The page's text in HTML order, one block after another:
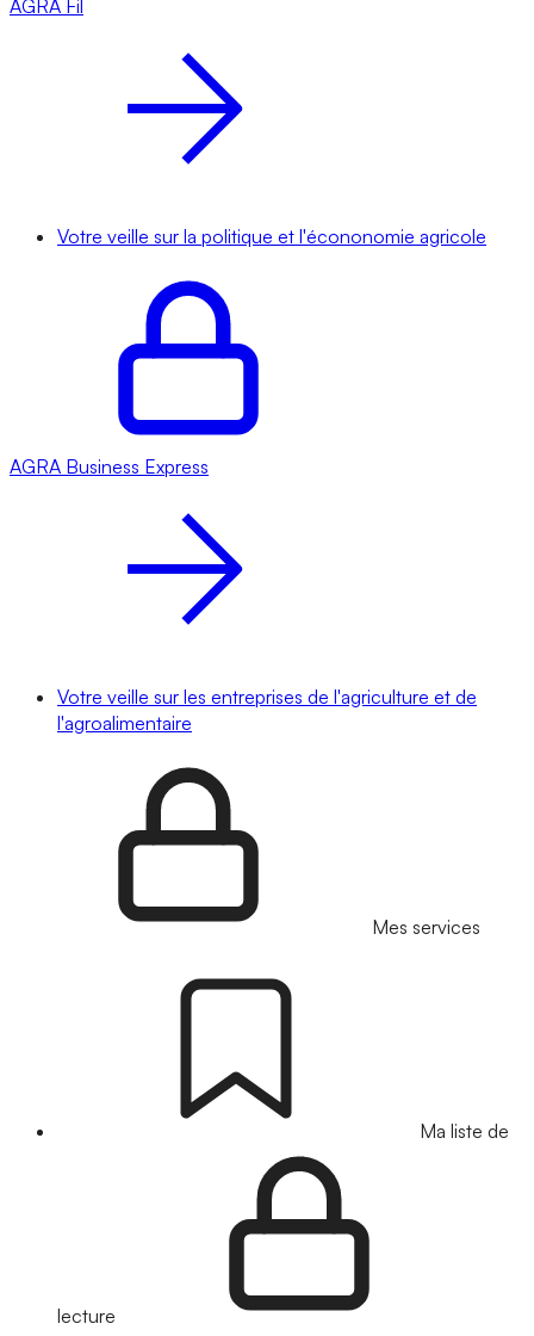
AGRA Fil
Votre veille sur la politique et l'écononomie agricole
AGRA Business Express
Votre veille sur les entreprises de l'agriculture et de
l'agroalimentaire
Mes services
Ma liste de
lecture